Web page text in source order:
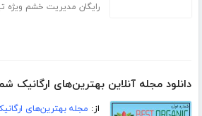
رایگان مدیریت خشم ویژه
دانلود مجله آنلاین بهترین‌های ارگانیک
از: مجله بهترین‌های